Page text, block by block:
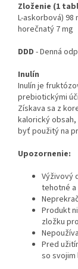
Zloženie (1
L-askorbová) 98
horečnatý 7 mg
DDD - Denná
Inulín
Inulín je
prebiotickými
Získava sa z
kalorický
byť použitý na
Upozornenie:
Výživový
tehotné a
Produkt
zložku
Pred
so svojim